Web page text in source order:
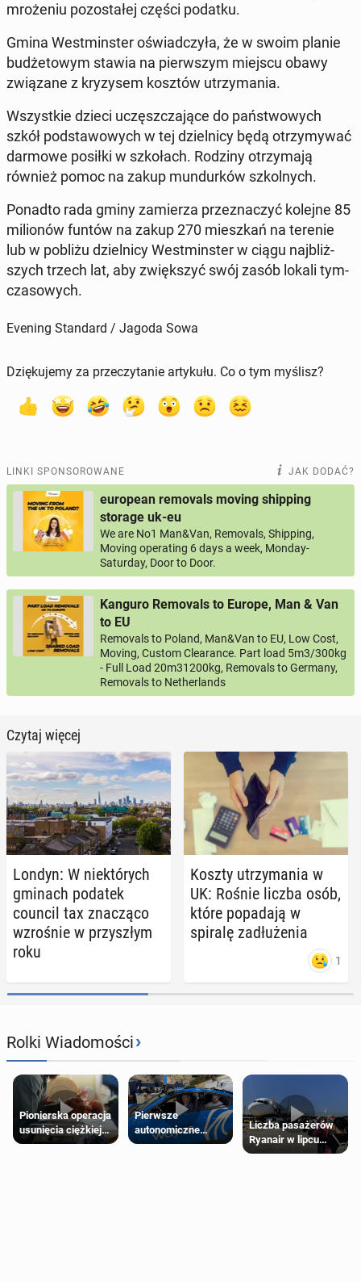
mro­że­niu po­zo­sta­łej części podatku.
Gmina West­min­ster oświad­czy­ła, że w swoim planie
bu­dże­to­wym stawia na pierw­szym miejscu obawy
zwią­za­ne z kry­zy­sem kosztów utrzy­ma­nia.
Wszyst­kie dzieci uczęsz­cza­ją­ce do pań­stwo­wych
szkół pod­sta­wo­wych w tej dziel­ni­cy będą otrzy­my­wać
darmowe posiłki w szko­łach. Rodziny otrzy­ma­ją
również pomoc na zakup mun­dur­ków szkol­nych.
Ponadto rada gminy za­mie­rza prze­zna­czyć kolejne 85
mi­lio­nów funtów na zakup 270 miesz­kań na terenie
lub w pobliżu dziel­ni­cy West­min­ster w ciągu naj­bliż­
szych trzech lat, aby zwięk­szyć swój zasób lokali tym­
cza­so­wych.
Evening Standard / Jagoda Sowa
Dziękujemy za przeczytanie artykułu. Co o tym myślisz?
LINKI SPONSOROWANE JAK DODAĆ?
european removals moving shipping
storage uk-eu
We are No1 Man&Van, Removals, Shipping,
Moving operating 6 days a week, Monday-
Saturday, Door to Door.
Kanguro Removals to Europe, Man & Van
to EU
Removals to Poland, Man&Van to EU, Low Cost,
Moving, Custom Clearance. Part load 5m3/300kg
- Full Load 20m31200kg, Removals to Germany,
Removals to Netherlands
Czytaj więcej
Londyn: W nie­któ­rych
gminach podatek
council tax zna­czą­co
wzro­śnie w przy­szłym
roku
Koszty utrzy­ma­nia w
UK: Rośnie liczba osób,
które po­pa­da­ją w
spiralę za­dłu­że­nia
1
Rolki Wiadomości›
Pionierska operacja
usunięcia ciężkiej
wady wrodzonej
Pierwsze
autonomiczne
Ubery pojawią się
Liczba pasażerów
Ryanair w lipcu
pobiła rekord